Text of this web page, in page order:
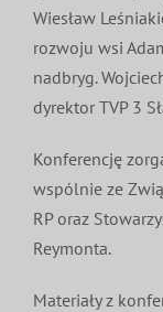
Wiesław
rozwoju wsi
nadbryg.
dyrektor TVP 3
Konferencję
wspólnie ze
RP oraz
Reymonta.
Materiały z